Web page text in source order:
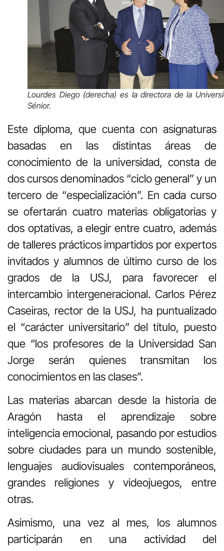
Lourdes Diego (derecha) es la directora de la
Sénior.
Este diploma, que cuenta con asignaturas
basadas en las distintas áreas de
conocimiento de la universidad, consta de
dos cursos denominados “ciclo general” y un
tercero de “especialización”. En cada curso
se ofertarán cuatro materias obligatorias y
dos optativas, a elegir entre cuatro, además
de talleres prácticos impartidos por expertos
invitados y alumnos de último curso de los
grados de la USJ, para favorecer el
intercambio intergeneracional. Carlos Pérez
Caseiras, rector de la USJ, ha puntualizado
el “carácter universitario” del título, puesto
que “los profesores de la Universidad San
Jorge serán quienes transmitan los
conocimientos en las clases”.
Las materias abarcan desde la historia de
Aragón hasta el aprendizaje sobre
inteligencia emocional, pasando por estudios
sobre ciudades para un mundo sostenible,
lenguajes audiovisuales contemporáneos,
grandes religiones y videojuegos, entre
otras.
Asimismo, una vez al mes, los alumnos
participarán en una actividad del